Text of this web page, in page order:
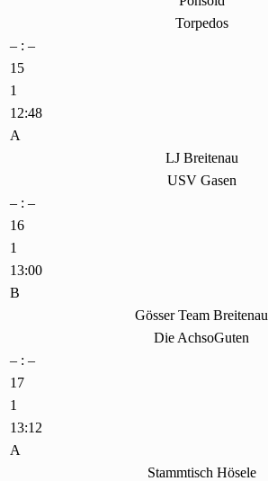
Torpedos
– : –
15
1
12:48
A
LJ Breitenau
USV Gasen
– : –
16
1
13:00
B
Gösser Team Breitenau
Die AchsoGuten
– : –
17
1
13:12
A
Stammtisch Hösele